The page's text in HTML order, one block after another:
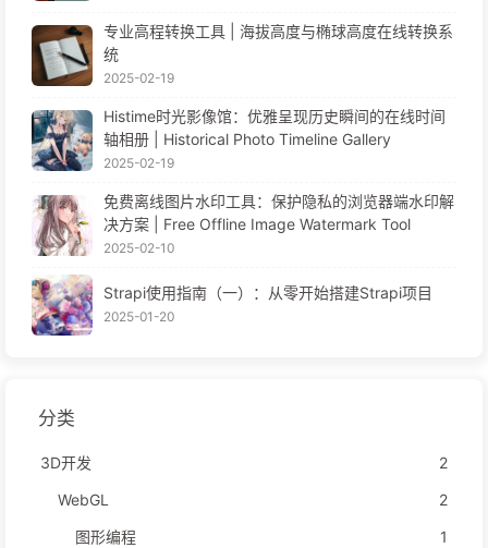
专业高程转换工具 | 海拔高度与椭球高度在线转换系
统
2025-02-19
Histime时光影像馆：优雅呈现历史瞬间的在线时间
轴相册 | Historical Photo Timeline Gallery
2025-02-19
免费离线图片水印工具：保护隐私的浏览器端水印解
决方案 | Free Offline Image Watermark Tool
2025-02-10
Strapi使用指南（一）：从零开始搭建Strapi项目
2025-01-20
分类
3D开发
2
WebGL
2
图形编程
1